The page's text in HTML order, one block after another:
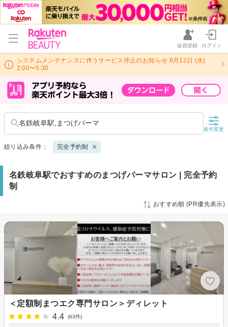
会員登録 ログイン
システムメンテナンスに伴うサービス停止のお知らせ 8月12日 (水)
2:00〜5:30
名鉄岐阜駅,まつげパーマ
条件変更
絞り込み条件： 完全予約制
名鉄岐阜駅でおすすめのまつげパーマサロン | 完全予約
制
おすすめ順 (PR優先表示)
＜定額制まつエク専門サロン＞ディレット
4.4
(63件)